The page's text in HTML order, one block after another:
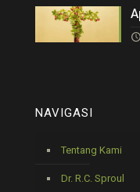
NAVIGASI
Tentang Kami
Dr. R.C. Sproul